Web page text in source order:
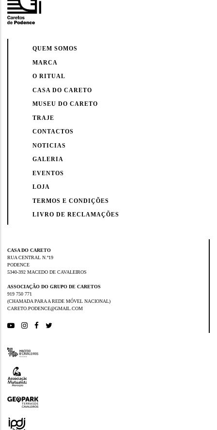
QUEM SOMOS
MARCA
O RITUAL
CASA DO CARETO
MUSEU DO CARETO
TRAJE
CONTACTOS
NOTICIAS
GALERIA
EVENTOS
LOJA
TERMOS E CONDIÇÕES
LIVRO DE RECLAMAÇÕES
CASA DO CARETO
RUA CENTRAL N.º19
PODENCE
5340-392 MACEDO DE CAVALEIROS
ASSOCIAÇÃO DO GRUPO DE CARETOS
919 750 771
(CHAMADA PARA A REDE MÓVEL NACIONAL)
CARETO.PODENCE@GMAIL.COM